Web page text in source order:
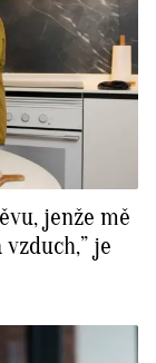
jenže mě
je